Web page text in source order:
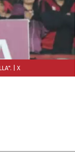
| X